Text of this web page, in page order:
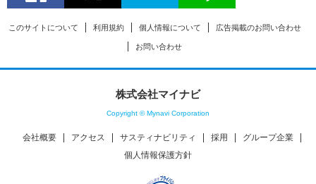
このサイトについて 利用規約 個人情報について 広告掲載のお問い合わせ
お問い合わせ
株式会社マイナビ
Copyright © Mynavi Corporation
会社概要 アクセス サスティナビリティ 採用
グループ企業
個人情報保護方針